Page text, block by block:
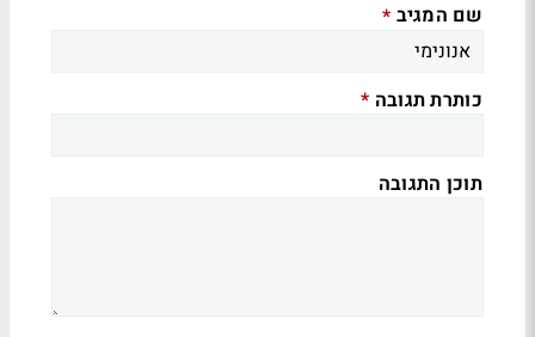
שם המגיב *
כותרת תגובה *
תוכן התגובה